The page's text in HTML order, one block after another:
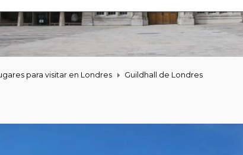
para visitar en Londres Guildhall de Londres